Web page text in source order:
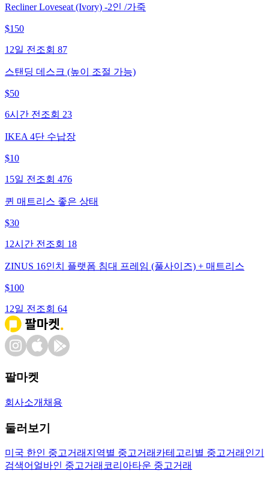
Recliner Loveseat (Ivory) -2인 /가죽
$150
12일 전 조회 87
스탠딩 데스크 (높이 조절 가능)
$50
6시간 전 조회 23
IKEA 4단 수납장
$10
15일 전 조회 476
퀸 매트리스 좋은 상태
$30
12시간 전 조회 18
ZINUS 16인치 플랫폼 침대 프레임 (풀사이즈) + 매트리스
$100
12일 전 조회 64
팔마켓
회사소개 채용
둘러보기
미국 한인 중고거래 지역별 중고거래 카테고리별 중고거래 인기
검색어 얼바인 중고거래 코리아타운 중고거래